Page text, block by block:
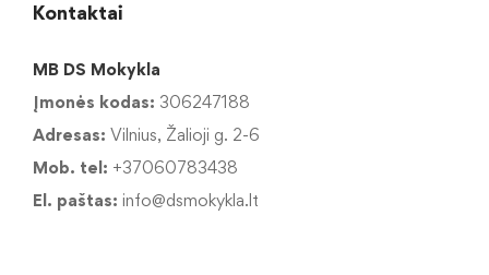
Kontaktai
MB DS Mokykla
Įmonės kodas: 306247188
Adresas: Vilnius, Žalioji g. 2-6
Mob. tel: +37060783438
El. paštas: info@dsmokykla.lt